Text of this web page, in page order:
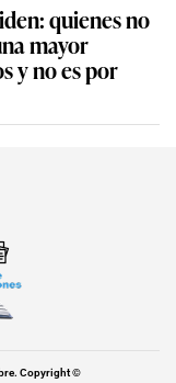
quienes no
mayor
y no es por
Copyright ©